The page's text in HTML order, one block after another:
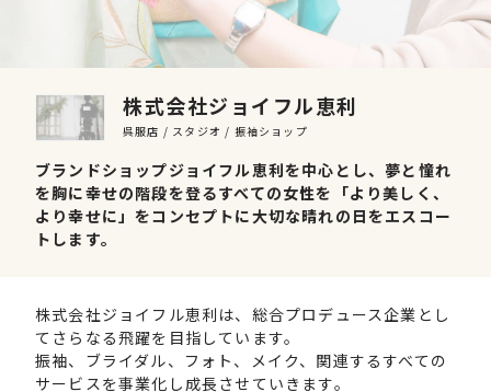
株式会社ジョイフル恵利
呉服店 スタジオ 振袖ショップ
ブランドショップジョイフル恵利を中心とし、夢と憧れ
を胸に幸せの階段を登るすべての女性を「より美しく、
より幸せに」をコンセプトに大切な晴れの日をエスコー
トします。
株式会社ジョイフル恵利は、総合プロデュース企業とし
てさらなる飛躍を目指しています。
振袖、ブライダル、フォト、メイク、関連するすべての
サービスを事業化し成長させていきます。